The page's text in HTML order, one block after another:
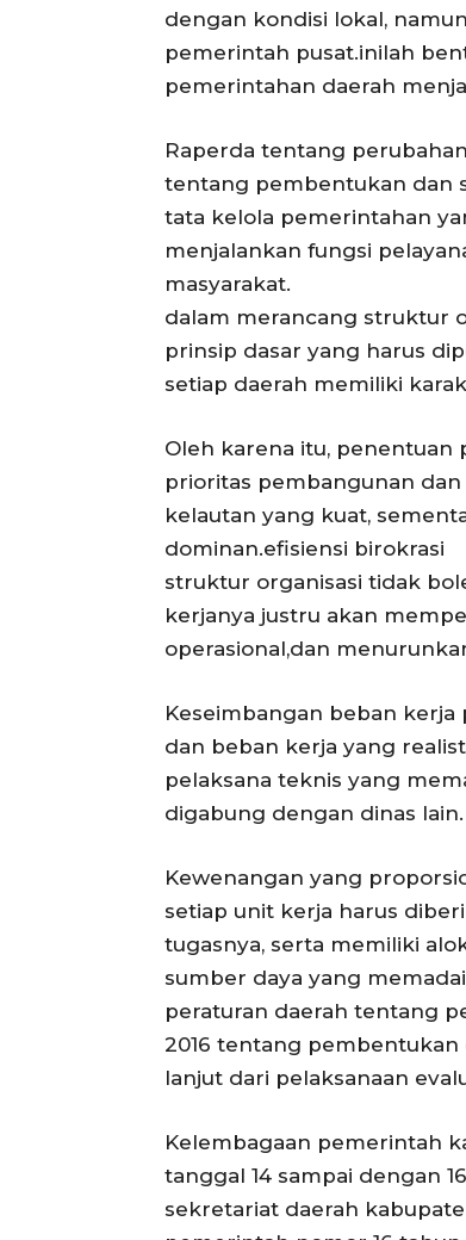
dengan kondisi lokal,
pemerintah pusat.inilah
pemerintahan daerah
Raperda tentang
tentang pembentukan dan
tata kelola pemerintahan
menjalankan fungsi
masyarakat.
dalam merancang struktur
prinsip dasar yang harus
setiap daerah memiliki
Oleh karena itu,
prioritas pembangunan
kelautan yang kuat,
dominan.efisiensi birokrasi
struktur organisasi tidak
kerjanya justru akan
operasional,dan
Keseimbangan beban kerja
dan beban kerja yang
pelaksana teknis yang
digabung dengan dinas lain.
Kewenangan yang
setiap unit kerja harus
tugasnya, serta memiliki
sumber daya yang
peraturan daerah tentang
2016 tentang
lanjut dari pelaksanaan
Kelembagaan pemerintah
tanggal 14 sampai dengan
sekretariat daerah